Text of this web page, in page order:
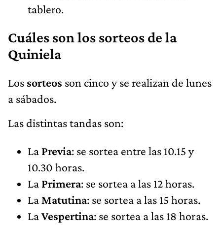
tablero.
Cuáles son los sorteos de la
Quiniela
Los sorteos son cinco y se realizan de lunes
a sábados.
Las distintas tandas son:
La Previa: se sortea entre las 10.15 y
10.30 horas.
La Primera: se sortea a las 12 horas.
La Matutina: se sortea a las 15 horas.
LaVespertina: se sortea a las 18 horas.